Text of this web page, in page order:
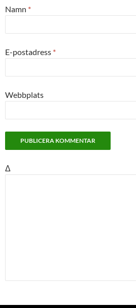
Namn *
E-postadress *
Webbplats
Δ